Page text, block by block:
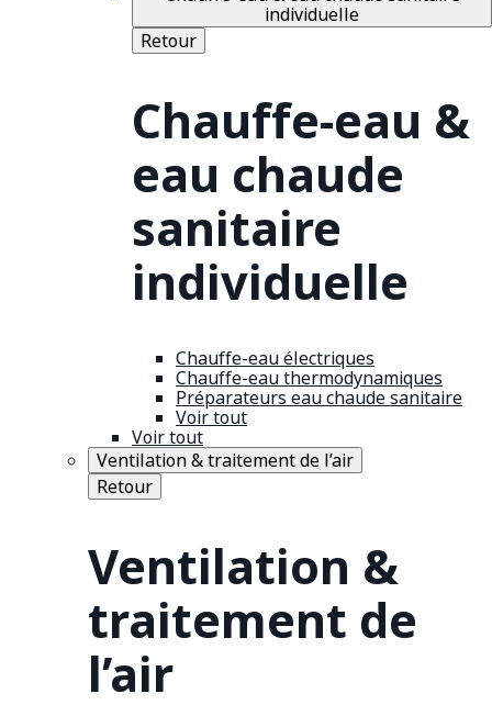
individuelle
Retour
Chauffe-eau &
eau chaude
sanitaire
individuelle
Chauffe-eau électriques
Chauffe-eau thermodynamiques
Préparateurs eau chaude sanitaire
Voir tout
Voir tout
Ventilation & traitement de l’air
Retour
Ventilation &
traitement de
l’air